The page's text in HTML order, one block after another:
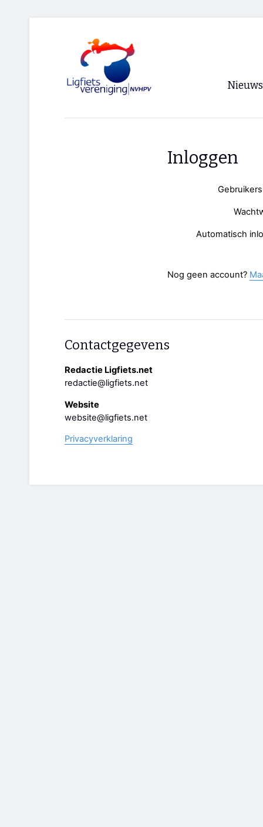
Nieuws
Inloggen
Automatisch
Nog geen account?
Contactgegevens
Redactie Ligfiets.net
redactie@ligfiets.net
Website
website@ligfiets.net
Privacyverklaring